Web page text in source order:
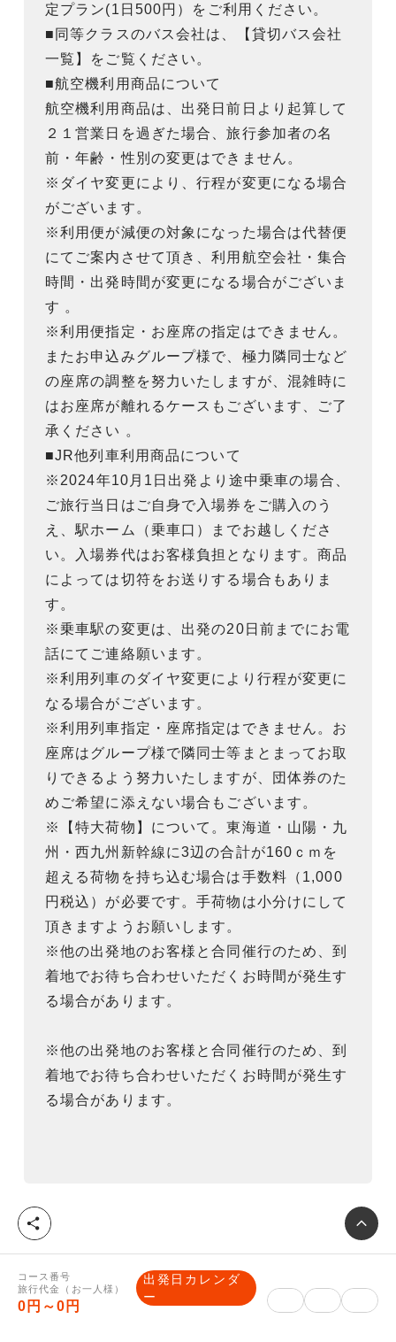
定プラン(1日500円）をご利用ください。
■同等クラスのバス会社は、【貸切バス会社
一覧】をご覧ください。
■航空機利用商品について
航空機利用商品は、出発日前日より起算して
２１営業日を過ぎた場合、旅行参加者の名
前・年齢・性別の変更はできません。
※ダイヤ変更により、行程が変更になる場合
がございます。
※利用便が減便の対象になった場合は代替便
にてご案内させて頂き、利用航空会社・集合
時間・出発時間が変更になる場合がございま
す 。
※利用便指定・お座席の指定はできません。
またお申込みグループ様で、極力隣同士など
の座席の調整を努力いたしますが、混雑時に
はお座席が離れるケースもございます、ご了
承ください 。
■JR他列車利用商品について
※2024年10月1日出発より途中乗車の場合、
ご旅行当日はご自身で入場券をご購入のう
え、駅ホーム（乗車口）までお越しくださ
い。入場券代はお客様負担となります。商品
によっては切符をお送りする場合もありま
す。
※乗車駅の変更は、出発の20日前までにお電
話にてご連絡願います。
※利用列車のダイヤ変更により行程が変更に
なる場合がございます。
※利用列車指定・座席指定はできません。お
座席はグループ様で隣同士等まとまってお取
りできるよう努力いたしますが、団体券のた
めご希望に添えない場合もございます。
※【特大荷物】について。東海道・山陽・九
州・西九州新幹線に3辺の合計が160ｃｍを
超える荷物を持ち込む場合は手数料（1,000
円税込）が必要です。手荷物は小分けにして
頂きますようお願いします。
※他の出発地のお客様と合同催行のため、到
着地でお待ち合わせいただくお時間が発生す
る場合があります。
※他の出発地のお客様と合同催行のため、到
着地でお待ち合わせいただくお時間が発生す
る場合があります。
重要事項説明
コース番号
旅行代金（お一人様）
0円～0円
出発日カレンダ
ー
シ
ェ
ア